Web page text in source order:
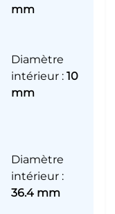
mm
Diamètre
intérieur : 10
mm
Diamètre
intérieur :
36.4 mm